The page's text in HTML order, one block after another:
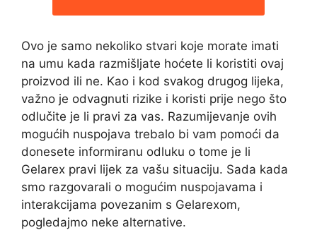
Ovo je samo nekoliko stvari koje morate imati
na umu kada razmišljate hoćete li koristiti ovaj
proizvod ili ne. Kao i kod svakog drugog lijeka,
važno je odvagnuti rizike i koristi prije nego što
odlučite je li pravi za vas. Razumijevanje ovih
mogućih nuspojava trebalo bi vam pomoći da
donesete informiranu odluku o tome je li
Gelarex pravi lijek za vašu situaciju. Sada kada
smo razgovarali o mogućim nuspojavama i
interakcijama povezanim s Gelarexom,
pogledajmo neke alternative.